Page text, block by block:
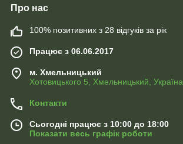
Про нас
100% позитивних з 28 відгуків за рік
Працює з 06.06.2017
м. Хмельницький
Хотовицького 5, Хмельницький, Україна
Контакти
Сьогодні працює з 10:00 до 18:00
Показати весь графік роботи